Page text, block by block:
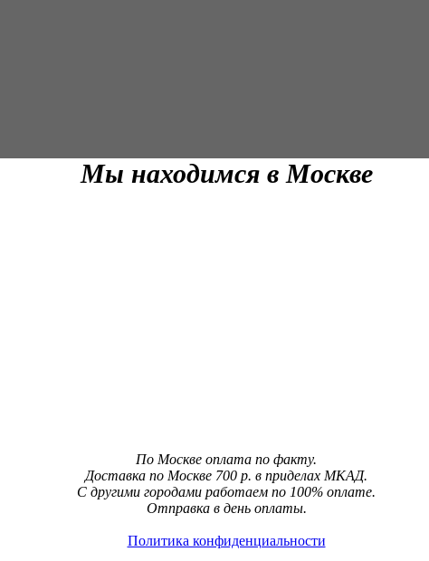
Мы находимся в Москве
По Москве оплата по факту.
Доставка по Москве 700 р. в приделах МКАД.
С другими городами работаем по 100% оплате.
Отправка в день оплаты.
Политика конфиденциальности